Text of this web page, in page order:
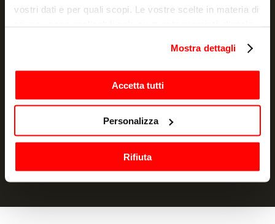
vostri dati e per quali scopi. Le vostre scelte in materia di
modificare o revocare il proprio consenso in qualsiasi
momento dalla Dichiarazione sui cookie o facendo clic
sull'icona di attivazione della privacy.
raccogliere informazioni sulla tua posizione
geografica, con un'approssimazione di qualche
Identificare il tuo dispositivo, scansionandolo
Mostra dettagli
Accetta tutti
Personalizza
Rifiuta
Promotions and news, directly in your email
订阅
目的